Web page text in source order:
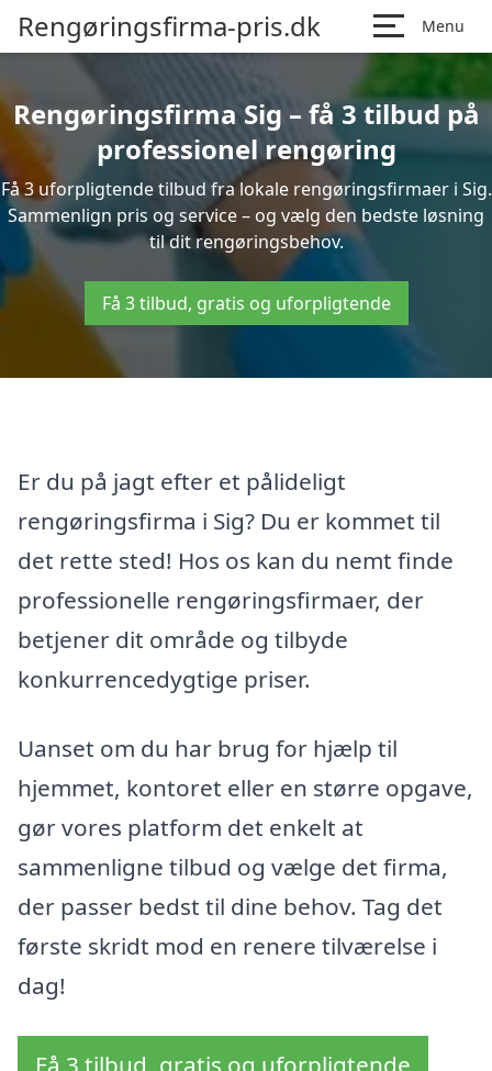
Rengøringsfirma-pris.dk Menu
Rengøringsfirma Sig – få 3 tilbud på
professionel rengøring
Få 3 uforpligtende tilbud fra lokale rengøringsfirmaer i Sig.
Sammenlign pris og service – og vælg den bedste løsning
til dit rengøringsbehov.
Få 3 tilbud, gratis og uforpligtende
Er du på jagt efter et pålideligt
rengøringsfirma i Sig? Du er kommet til
det rette sted! Hos os kan du nemt finde
professionelle rengøringsfirmaer, der
betjener dit område og tilbyde
konkurrencedygtige priser.
Uanset om du har brug for hjælp til
hjemmet, kontoret eller en større opgave,
gør vores platform det enkelt at
sammenligne tilbud og vælge det firma,
der passer bedst til dine behov. Tag det
første skridt mod en renere tilværelse i
dag!
Få 3 tilbud, gratis og uforpligtende